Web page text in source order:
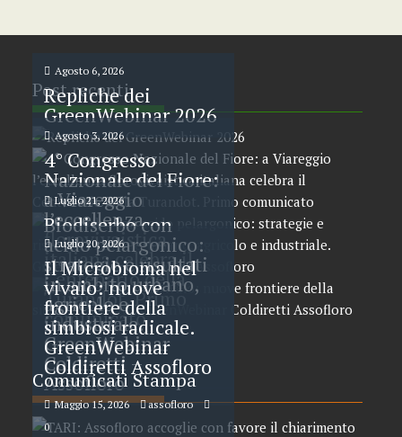
Post recenti
Agosto 6, 2026
Repliche dei
GreenWebinar 2026
Agosto 3, 2026
4° Congresso
Nazionale del Fiore:
a Viareggio
l’eccellenza
florovivaistica
italiana celebra il
Centenario della
Turandot. Primo
comunicato
Luglio 21, 2026
Biodiserbo con
acido pelargonico:
strategie e risultati
in ambito urbano,
agricolo e
industriale.
GreenWebinar
Coldiretti –
Assofloro
Luglio 20, 2026
Il Microbioma nel
vivaio: nuove
frontiere della
simbiosi radicale.
GreenWebinar
Coldiretti Assofloro
Comunicati Stampa
Maggio 15, 2026
assofloro
0